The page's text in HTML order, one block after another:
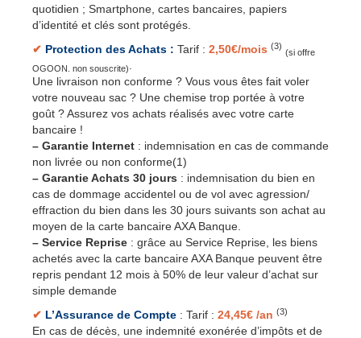
quotidien ; Smartphone, cartes bancaires, papiers
d’identité et clés sont protégés.
✔ Protection des Achats : Tarif : 2,50€/mois (3)
(si offre
OGOON. non souscrite)
Une livraison non conforme ? Vous vous êtes fait voler
votre nouveau sac ? Une chemise trop portée à votre
goût ? Assurez vos achats réalisés avec votre carte
bancaire !
– Garantie Internet : indemnisation en cas de commande
non livrée ou non conforme(1)
– Garantie Achats 30 jours : indemnisation du bien en
cas de dommage accidentel ou de vol avec agression/
effraction du bien dans les 30 jours suivants son achat au
moyen de la carte bancaire AXA Banque.
– Service Reprise : grâce au Service Reprise, les biens
achetés avec la carte bancaire AXA Banque peuvent être
repris pendant 12 mois à 50% de leur valeur d’achat sur
simple demande
✔ L’Assurance de Compte : Tarif : 24,45€ /an (3)
En cas de décès, une indemnité exonérée d’impôts et de